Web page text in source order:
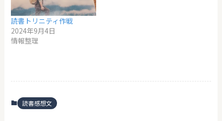
読書トリニティ作戦
2024年9月4日
情報整理
読書感想文